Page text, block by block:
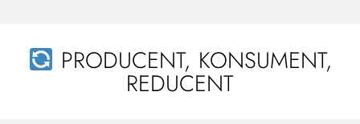
PRODUCENT, KONSUMENT,
REDUCENT